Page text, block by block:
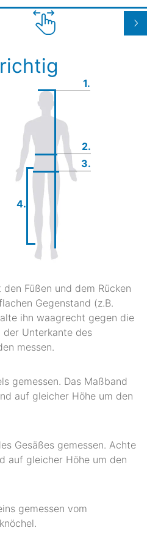
1.
2.
3.
4.
Füßen und dem Rücken
Gegenstand (z.B.
ihn waagrecht gegen die
der Unterkante des
messen.
gemessen. Das Maßband
auf gleicher Höhe um den
Gesäßes gemessen. Achte
auf gleicher Höhe um den
gemessen vom